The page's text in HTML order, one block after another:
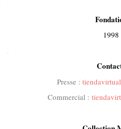
.
1998
Presse :
Commercial :